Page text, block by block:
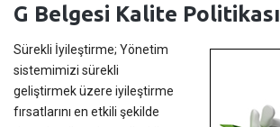
G Belgesi Kalite Politikası
Sürekli İyileştirme; Yönetim
sistemimizi sürekli
geliştirmek üzere iyileştirme
fırsatlarını en etkili şekilde